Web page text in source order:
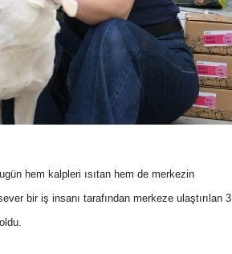
hem kalpleri ısıtan hem de merkezin
bir iş insanı tarafından merkeze ulaştırılan 3